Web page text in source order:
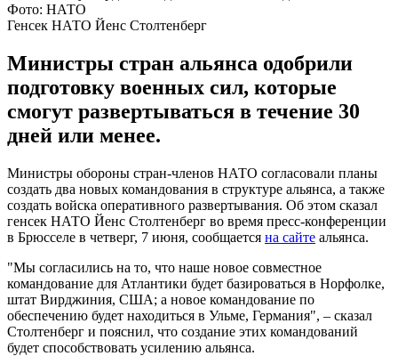
Фото: НАТО
Генсек НАТО Йенс Столтенберг
Министры стран альянса одобрили
подготовку военных сил, которые
смогут развертываться в течение 30
дней или менее.
Министры обороны стран-членов НАТО согласовали планы
создать два новых командования в структуре альянса, а также
создать войска оперативного развертывания. Об этом сказал
генсек НАТО Йенс Столтенберг во время пресс-конференции
в Брюсселе в четверг, 7 июня, сообщается на сайте альянса.
"Мы согласились на то, что наше новое совместное
командование для Атлантики будет базироваться в Норфолке,
штат Вирджиния, США; а новое командование по
обеспечению будет находиться в Ульме, Германия", – сказал
Столтенберг и пояснил, что создание этих командований
будет способствовать усилению альянса.